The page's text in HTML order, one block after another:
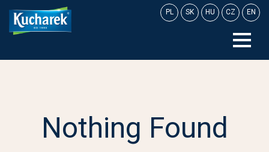
Skip
PL SK HU CZ EN
Nothing Found